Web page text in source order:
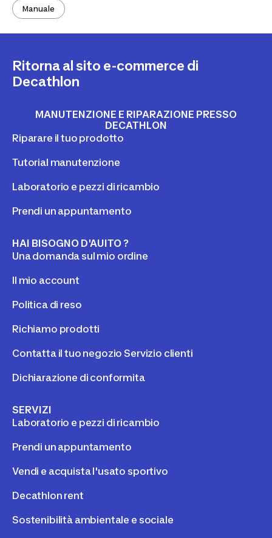
Manuale
Ritorna al sito e-commerce di
Decathlon
MANUTENZIONE E RIPARAZIONE PRESSO
DECATHLON
Riparare il tuo prodotto
Tutorial manutenzione
Laboratorio e pezzi di ricambio
Prendi un appuntamento
HAI BISOGNO D'AUITO ?
Una domanda sul mio ordine
Il mio account
Politica di reso
Richiamo prodotti
Contatta il tuo negozio Servizio clienti
Dichiarazione di conformita
SERVIZI
Laboratorio e pezzi di ricambio
Prendi un appuntamento
Vendi e acquista l'usato sportivo
Decathlon rent
Sostenibilità ambientale e sociale